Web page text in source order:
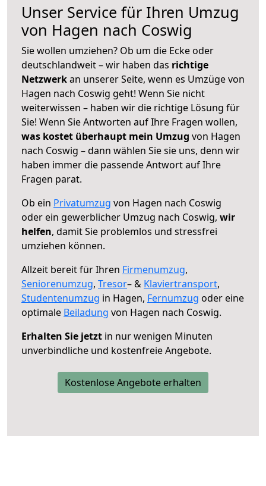
Unser Service für Ihren Umzug
von Hagen nach Coswig
Sie wollen umziehen? Ob um die Ecke oder
deutschlandweit – wir haben das richtige
Netzwerkan unserer Seite, wenn es Umzüge von
Hagen nach Coswig geht! Wenn Sie nicht
weiterwissen – haben wir die richtige Lösung für
Sie! Wenn Sie Antworten auf Ihre Fragen wollen,
was kostet überhaupt mein Umzug von Hagen
nach Coswig – dann wählen Sie sie uns, denn wir
haben immer die passende Antwort auf Ihre
Fragen parat.
Ob ein Privatumzug von Hagen nach Coswig
oder ein gewerblicher Umzug nach Coswig, wir
helfen, damit Sie problemlos und stressfrei
umziehen können.
Allzeit bereit für Ihren Firmenumzug,
Seniorenumzug, Tresor– & Klaviertransport,
Studentenumzug in Hagen, Fernumzug oder eine
optimale Beiladung von Hagen nach Coswig.
Erhalten Sie jetzt in nur wenigen Minuten
unverbindliche und kostenfreie Angebote.
Kostenlose Angebote erhalten